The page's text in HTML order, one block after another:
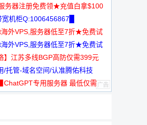
务器注册免费领★充值白拿$100
宽机柜Q:1006456867█
海外VPS,服务器低至7折★免费试
海外VPS,服务器低至7折★免费试
】江苏多线BGP高防仅需399元
/托管-域名空间/认准腾佑科技
专用服务器 最低仅需